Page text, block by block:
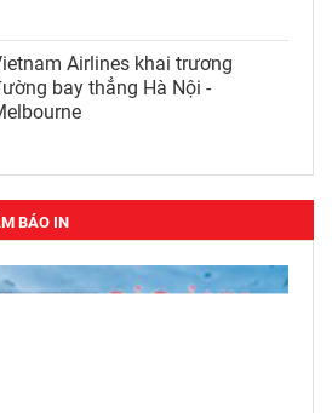
Airlines khai trương
bay thẳng Hà Nội -
BÁO IN